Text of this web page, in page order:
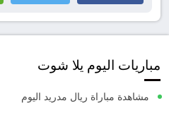
مباريات اليوم يلا شوت
مشاهدة مباراة ريال مدريد اليوم